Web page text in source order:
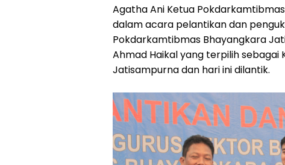
Agatha Ani Ketua
dalam acara pelantikan dan
Pokdarkamtibmas Bhayangkara
Ahmad Haikal yang terpilih
Jatisampurna dan hari ini dilantik.